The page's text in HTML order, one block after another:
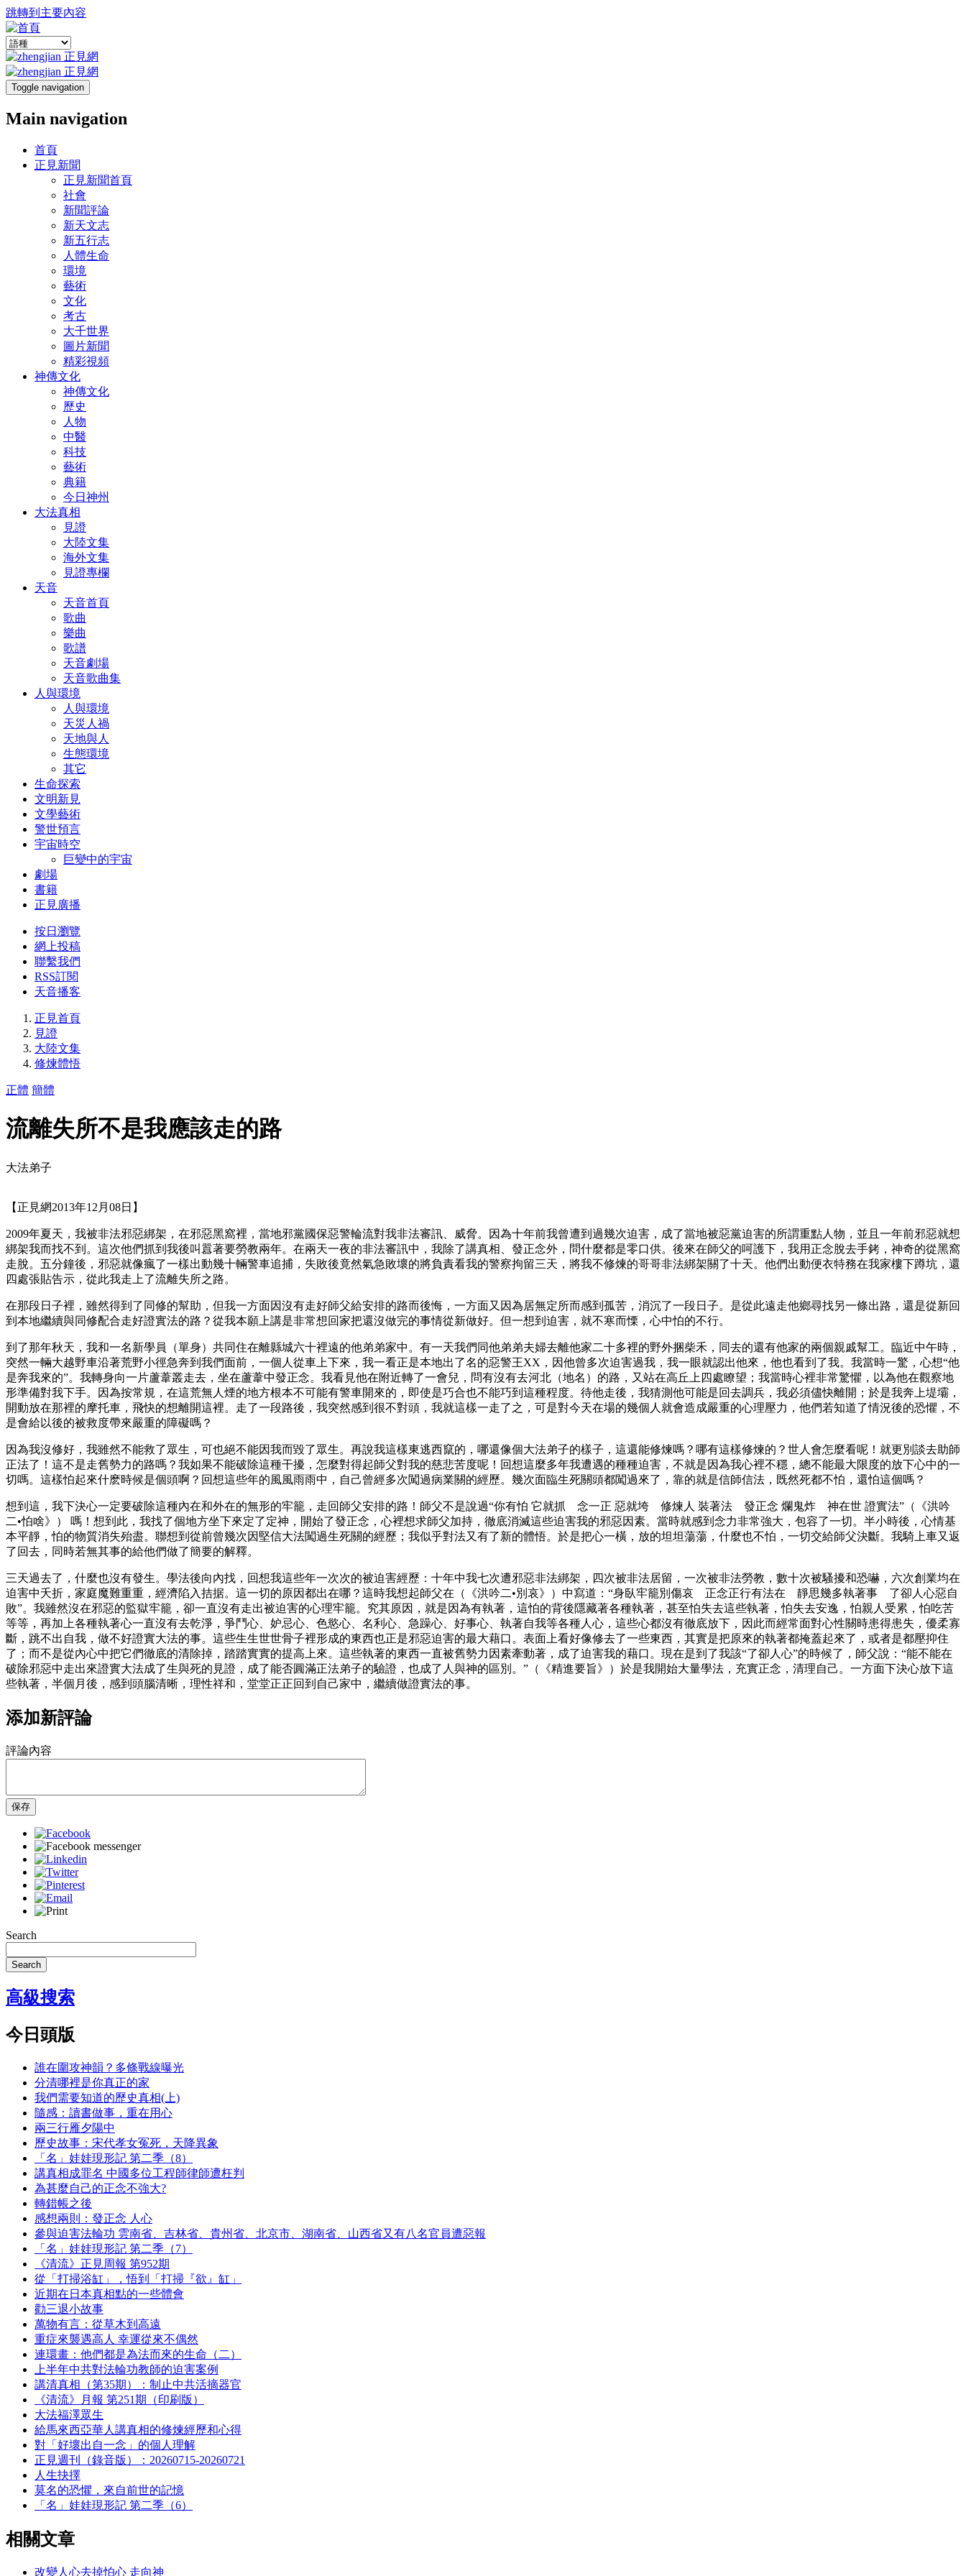
跳轉到主要內容
Toggle navigation
Main navigation
首頁
正見新聞
正見新聞首頁
社會
新聞評論
新天文志
新五行志
人體生命
環境
藝術
文化
考古
大千世界
圖片新聞
精彩視頻
神傳文化
神傳文化
歷史
人物
中醫
科技
藝術
典籍
今日神州
大法真相
見證
大陸文集
海外文集
見證專欄
天音
天音首頁
歌曲
樂曲
歌譜
天音劇場
天音歌曲集
人與環境
人與環境
天災人禍
天地與人
生態環境
其它
生命探索
文明新見
文學藝術
警世預言
宇宙時空
巨變中的宇宙
劇場
書籍
正見廣播
按日瀏覽
網上投稿
聯繫我們
RSS訂閱
天音播客
正見首頁
見證
大陸文集
修煉體悟
正體 簡體
流離失所不是我應該走的路
大法弟子
【正見網2013年12月08日】
2009年夏天，我被非法邪惡綁架，在邪惡黑窩裡，當地邪黨國保惡警輪流對我非法審訊、威脅。因為十年前我曾遭到過幾次迫害，成了當地被惡黨迫害的所謂重點人物，並且一年前邪惡就想
綁架我而找不到。這次他們抓到我後叫囂著要勞教兩年。在兩天一夜的非法審訊中，我除了講真相、發正念外，問什麼都是零口供。後來在師父的呵護下，我用正念脫去手銬，神奇的從黑窩
走脫。五分鐘後，邪惡就像瘋了一樣出動幾十輛警車追捕，失敗後竟然氣急敗壞的將負責看我的警察拘留三天，將我不修煉的哥哥非法綁架關了十天。他們出動便衣特務在我家樓下蹲坑，還
四處張貼告示，從此我走上了流離失所之路。
在那段日子裡，雖然得到了同修的幫助，但我一方面因沒有走好師父給安排的路而後悔，一方面又因為居無定所而感到孤苦，消沉了一段日子。是從此遠走他鄉尋找另一條出路，還是從新回
到本地繼續與同修配合走好證實法的路？從我本願上講是非常想回家把還沒做完的事情從新做好。但一想到迫害，就不寒而慄，心中怕的不行。
到了那年秋天，我和一名新學員（單身）共同住在離縣城六十裡遠的他弟弟家中。有一天我們同他弟弟夫婦去離他家二十多裡的野外捆柴禾，同去的還有他家的兩個親戚幫工。臨近中午時，
突然一輛大越野車沿著荒野小徑急奔到我們面前，一個人從車上下來，我一看正是本地出了名的惡警王XX，因他曾多次迫害過我，我一眼就認出他來，他也看到了我。我當時一驚，心想“他
是奔我來的”。我轉身向一片蘆葦叢走去，坐在蘆葦中發正念。我看見他在附近轉了一會兒，問有沒有去河北（地名）的路，又站在高丘上四處瞭望；我當時心裡非常驚懼，以為他在觀察地
形準備對我下手。因為按常規，在這荒無人煙的地方根本不可能有警車開來的，即使是巧合也不能巧到這種程度。待他走後，我猜測他可能是回去調兵，我必須儘快離開；於是我奔上堤壩，
開動放在那裡的摩托車，飛快的想離開這裡。走了一段路後，我突然感到很不對頭，我就這樣一走了之，可是對今天在場的幾個人就會造成嚴重的心理壓力，他們若知道了情況後的恐懼，不
是會給以後的被救度帶來嚴重的障礙嗎？
因為我沒修好，我雖然不能救了眾生，可也絕不能因我而毀了眾生。再說我這樣東逃西竄的，哪還像個大法弟子的樣子，這還能修煉嗎？哪有這樣修煉的？世人會怎麼看呢！就更別談去助師
正法了！這不是走舊勢力的路嗎？我如果不能破除這種干擾，怎麼對得起師父對我的慈悲苦度呢！回想這麼多年我遭遇的種種迫害，不就是因為我心裡不穩，總不能最大限度的放下心中的一
切嗎。這樣怕起來什麽時候是個頭啊？回想這些年的風風雨雨中，自己曾經多次闖過病業關的經歷。幾次面臨生死關頭都闖過來了，靠的就是信師信法，既然死都不怕，還怕這個嗎？
想到這，我下決心一定要破除這種內在和外在的無形的牢籠，走回師父安排的路！師父不是說過“你有怕 它就抓 念一正 惡就垮 修煉人 裝著法 發正念 爛鬼炸 神在世 證實法”（《洪吟
二•怕啥》） 嗎！想到此，我找了個地方坐下來定了定神，開始了發正念，心裡想求師父加持，徹底消滅這些迫害我的邪惡因素。當時就感到念力非常強大，包容了一切。半小時後，心情基
本平靜，怕的物質消失殆盡。聯想到從前曾幾次因堅信大法闖過生死關的經歷；我似乎對法又有了新的體悟。於是把心一橫，放的坦坦蕩蕩，什麼也不怕，一切交給師父決斷。我騎上車又返
了回去，同時若無其事的給他們做了簡要的解釋。
三天過去了，什麼也沒有發生。學法後向內找，回想我這些年一次次的被迫害經歷：十年中我七次遭邪惡非法綁架，四次被非法居留，一次被非法勞教，數十次被騷擾和恐嚇，六次創業均在
迫害中夭折，家庭魔難重重，經濟陷入拮据。這一切的原因都出在哪？這時我想起師父在（《洪吟二•別哀》）中寫道：“身臥牢籠別傷哀 正念正行有法在 靜思幾多執著事 了卻人心惡自
敗”。我雖然沒在邪惡的監獄牢籠，卻一直沒有走出被迫害的心理牢籠。究其原因，就是因為有執著，這怕的背後隱藏著各種執著，甚至怕失去這些執著，怕失去安逸，怕親人受累，怕吃苦
等等，再加上各種執著心一直沒有去乾淨，爭鬥心、妒忌心、色慾心、名利心、急躁心、好事心、執著自我等各種人心，這些心都沒有徹底放下，因此而經常面對心性關時患得患失，優柔寡
斷，跳不出自我，做不好證實大法的事。這些生生世世骨子裡形成的東西也正是邪惡迫害的最大藉口。表面上看好像修去了一些東西，其實是把原來的執著都掩蓋起來了，或者是都壓抑住
了；而不是從內心中把它們徹底的清除掉，踏踏實實的提高上來。這些執著的東西一直被舊勢力因素牽動著，成了迫害我的藉口。現在是到了我該“了卻人心”的時候了，師父說：“能不能在
破除邪惡中走出來證實大法成了生與死的見證，成了能否圓滿正法弟子的驗證，也成了人與神的區別。”（《精進要旨》）於是我開始大量學法，充實正念，清理自己。一方面下決心放下這
些執著，半個月後，感到頭腦清晰，理性祥和，堂堂正正回到自己家中，繼續做證實法的事。
添加新評論
評論內容
保存
Search
Search
高級搜索
今日頭版
誰在圍攻神韻？多條戰線曝光
分清哪裡是你真正的家
我們需要知道的歷史真相(上)
隨感：讀書做事，重在用心
兩三行雁夕陽中
歷史故事：宋代孝女冤死，天降異象
「名」娃娃現形記 第二季（8）
講真相成罪名 中國多位工程師律師遭枉判
為甚麼自己的正念不強大?
轉錯帳之後
感想兩則：發正念 人心
參與迫害法輪功 雲南省、吉林省、貴州省、北京市、湖南省、山西省又有八名官員遭惡報
「名」娃娃現形記 第二季（7）
《清流》正見周報 第952期
從「打掃浴缸」，悟到「打掃『欲』缸」
近期在日本真相點的一些體會
勸三退小故事
萬物有言：從草木到高遠
重症來襲遇高人 幸運從來不偶然
連環畫：他們都是為法而來的生命（二）
上半年中共對法輪功教師的迫害案例
講清真相（第35期）：制止中共活摘器官
《清流》月報 第251期（印刷版）
大法福澤眾生
給馬來西亞華人講真相的修煉經歷和心得
對「好壞出自一念」的個人理解
正見週刊（錄音版）：20260715-20260721
人生抉擇
莫名的恐懼，來自前世的記憶
「名」娃娃現形記 第二季（6）
相關文章
改變人心去掉怕心 走向神